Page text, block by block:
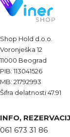
Shop Hold d.o.o.
Voronješka 12
11000 Beograd
PIB: 113041526
MB: 21792993
Šifra delatnosti 47.91
INFO,
061 673 31 86